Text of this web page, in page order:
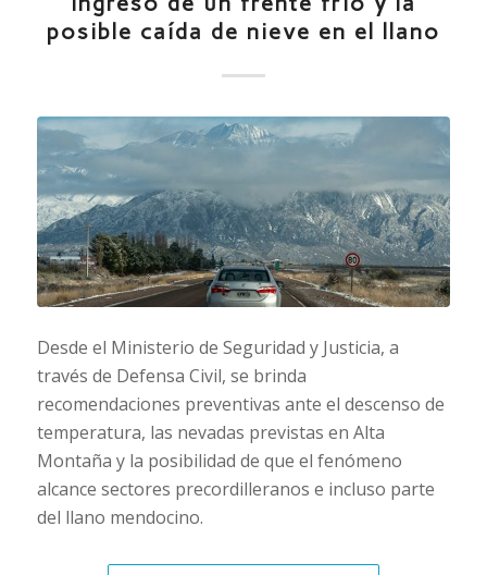
posible caída de nieve en el llano
Desde el Ministerio de Seguridad y Justicia, a
través de Defensa Civil, se brinda
recomendaciones preventivas ante el descenso de
temperatura, las nevadas previstas en Alta
Montaña y la posibilidad de que el fenómeno
alcance sectores precordilleranos e incluso parte
del llano mendocino.